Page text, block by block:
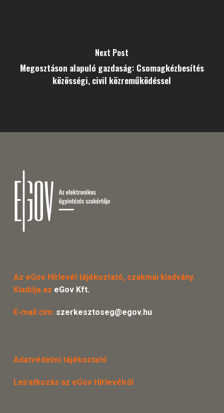
Next Post
Megosztáson alapuló gazdaság: Csomagkézbesítés
közösségi, civil közreműködéssel
Az eGov Hírlevél tájékoztató, szakmai kiadvány.
Kiadója az eGov Kft.
E-mail cím: szerkesztoseg@egov.hu
Adatvédelmi tájékoztató
Leiratkozás az eGov Hírlevélről